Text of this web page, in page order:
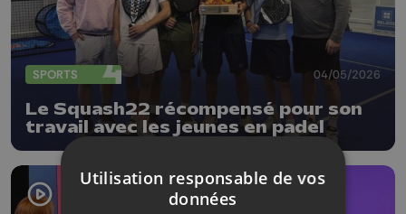
SPORTS 04/05/2026
Le Squash22 récompensé pour son
travail avec les jeunes en padel
Utilisation responsable de vos
données